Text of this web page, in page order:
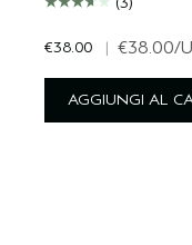
€38.00 | €38.00/
AGGIUNGI AL